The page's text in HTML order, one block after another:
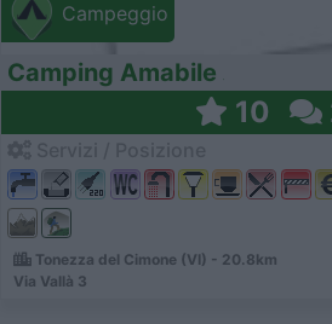
Campeggio
Camping Amabile
10
Tonezza del Cimone (VI) - 20.8km
Via Vallà 3